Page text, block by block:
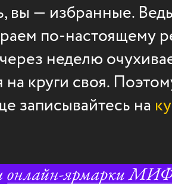
вы — избранные.
по-настоящему
неделю
на круги своя.
записывайтесь на